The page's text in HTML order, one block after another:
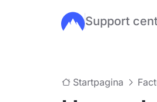
Ga naar de
Support
Startpagina